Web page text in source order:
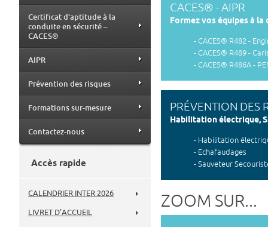
CACES® - AIPR
Formez vos équipes à
- CACES® R482 -
- CACES® R489 -
- CACES® R486A -
PRÉVENTION DES
Habilitation électrique,
- Habilitation
- Echafaudages
- Sauveteur
- Travaux en hauteur
ZOOM SUR...
Certificat d’aptitude à la
conduite en sécurité –
CACES®
AIPR
Prévention des risques
Formations sur-mesure
Contactez-nous
Accès rapide
CALENDRIER INTER 2026
LIVRET D’ACCUEIL